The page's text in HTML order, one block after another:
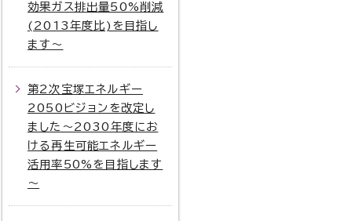
効果ガス排出量50%削減
(2013年度比)を目指し
ます～
第2次宝塚エネルギー
2050ビジョンを改定し
ました～2030年度にお
ける再生可能エネルギー
活用率50%を目指します
～